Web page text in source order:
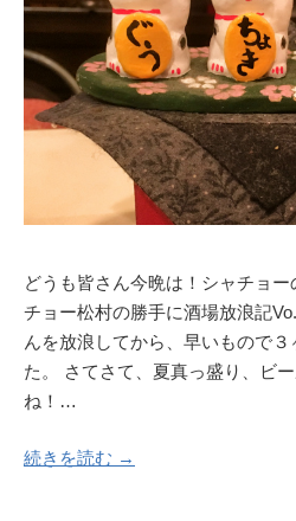
どうも皆さん今晩は！シャチョ
チョー松村の勝手に酒場放浪記
んを放浪してから、早いもので
た。 さてさて、夏真っ盛り、ビ
ね！…
続きを読む →